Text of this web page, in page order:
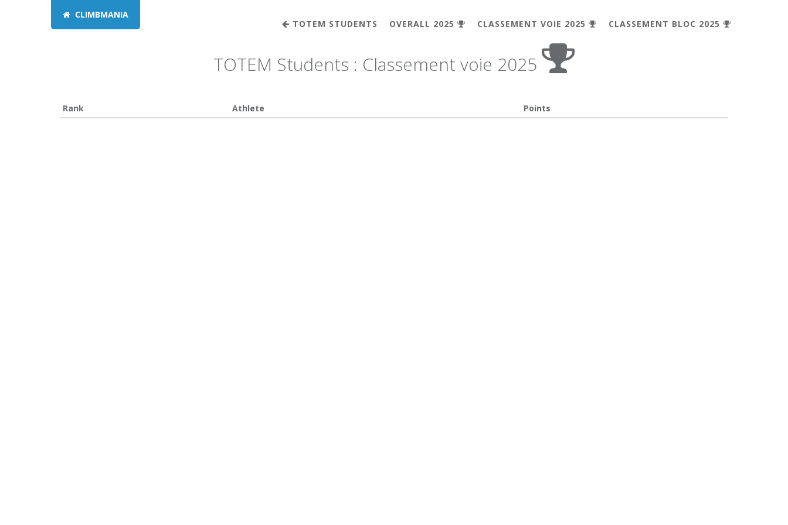
CLIMBMANIA
TOTEM STUDENTS
OVERALL 2025 CLASSEMENT VOIE 2025 CLASSEMENT BLOC 2025
TOTEM Students : Classement voie 2025
Rank Athlete Points